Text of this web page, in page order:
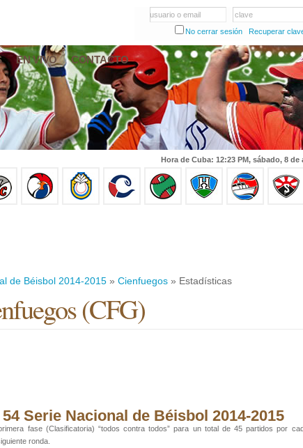
usuario o email
clave
No cerrar sesión
Recuperar
EN VIVO CONTACTO
Hora de Cuba: 12:23 PM, sábado, 8 de
de Béisbol 2014-2015 » Cienfuegos » Estadísticas
(CFG)
Serie Nacional de Béisbol 2014-2015
fase (Clasificatoria) “todos contra todos” para un total de 45 partidos por
ronda.